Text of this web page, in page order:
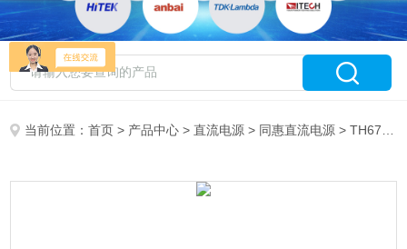
当前位置：首页 > 产品中心 >直流电源 > 同惠直流电源 > TH6711同惠可编程开关电源